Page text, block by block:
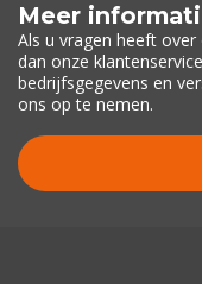
Meer
Als u vragen heeft
dan onze
bedrijfsgegevens en
ons op te nemen.